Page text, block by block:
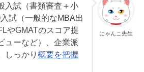
にゃんこ先生
入試（書類審査＋小
試（一般的なMBA出
やGMATのスコア提
ューなど）、企業派
しっかり概要を把握